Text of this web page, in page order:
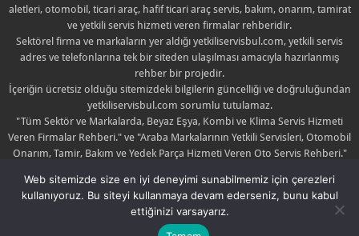
aletleri, otomobil, ticari araç, hafif ticari araç servis, bakım, onarım, tamirat
ve yetkili servis hizmeti veren firmalar rehberidir.
Sektörel firma ve markaların yer aldığı yetkiliservisbul.com, yetkili servis
adres ve telefonlarına tek bir siteden ulaşılması amacıyla hazırlanmış
rehber bir projedir.
İçeriğin ücretsiz olduğu sitemizdeki bilgilerin güncelliği ve doğruluğundan
yetkiliservisbul.com sorumlu tutulamaz.
"Tüm Sektör ve Markalarda, Beyaz Eşya, Kombi ve Klima Servis Hizmeti
Veren Firmalar Rehberi." ve "Araba Markalarının Yetkili Servisleri, Otomobil
Onarım, Tamir, Bakım ve Yedek Parça Hizmeti Veren Oto Servis Rehberi."
Yayınlanan içerik ile ilgili şikayette bulunulması halinde yayın kaldırılabilir
yada düzeltilebilir.
Web sitemizde size en iyi deneyimi sunabilmemiz için çerezleri
kullanıyoruz. Bu siteyi kullanmaya devam ederseniz, bunu kabul
ettiğinizi varsayarız.